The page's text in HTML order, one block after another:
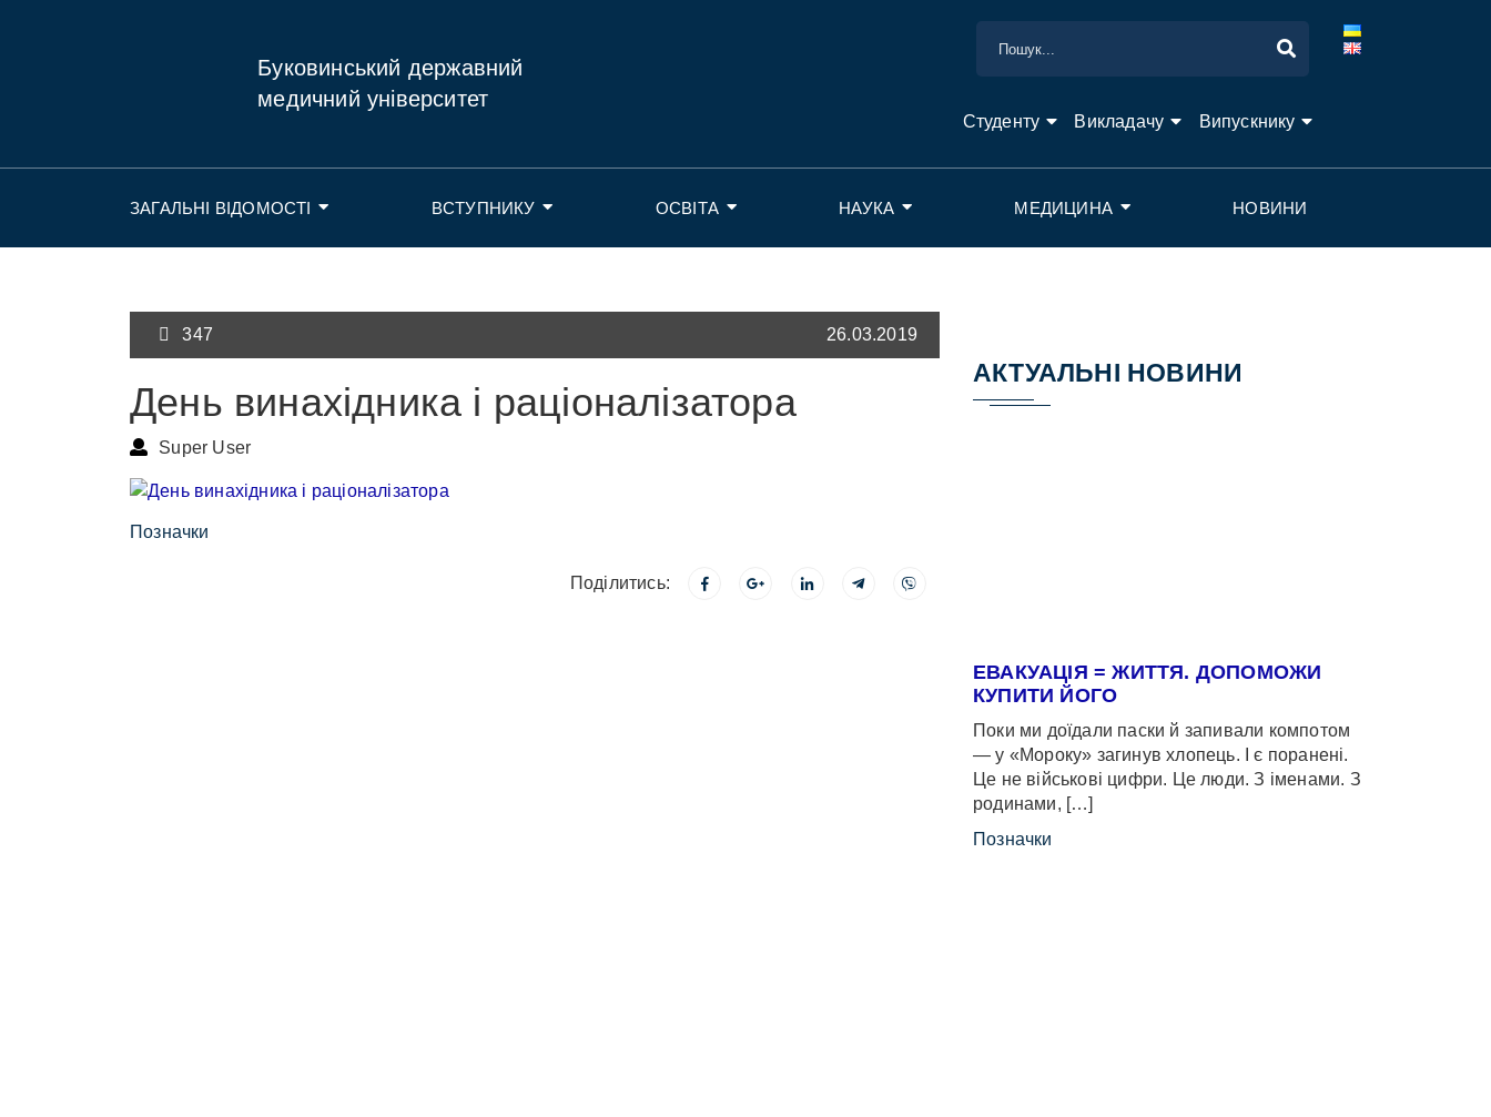
Буковинський державний
медичний університет
Студенту Викладачу Випускнику
ЗАГАЛЬНІ ВІДОМОСТІ ВСТУПНИКУ ОСВІТА НАУКА МЕДИЦИНА НОВИНИ
347 26.03.2019
День винахідника і раціоналізатора
Super User
Позначки
Поділитись:
АКТУАЛЬНІ НОВИНИ
ЕВАКУАЦІЯ = ЖИТТЯ. ДОПОМОЖИ
КУПИТИ ЙОГО
Поки ми доїдали паски й запивали компотом
— у «Мороку» загинув хлопець. І є поранені.
Це не військові цифри. Це люди. З іменами. З
родинами, […]
Позначки